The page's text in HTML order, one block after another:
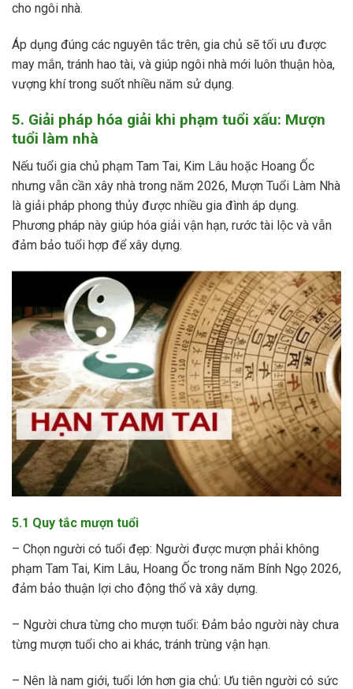
cho ngôi nhà.
Áp dụng đúng các nguyên tắc trên, gia chủ sẽ tối ưu được
may mắn, tránh hao tài, và giúp ngôi nhà mới luôn thuận hòa,
vượng khí trong suốt nhiều năm sử dụng.
5. Giải pháp hóa giải khi phạm tuổi xấu: Mượn
tuổi làm nhà
Nếu tuổi gia chủ phạm Tam Tai, Kim Lâu hoặc Hoang Ốc
nhưng vẫn cần xây nhà trong năm 2026, Mượn Tuổi Làm Nhà
là giải pháp phong thủy được nhiều gia đình áp dụng.
Phương pháp này giúp hóa giải vận hạn, rước tài lộc và vẫn
đảm bảo tuổi hợp để xây dựng.
5.1 Quy tắc mượn tuổi
– Chọn người có tuổi đẹp: Người được mượn phải không
phạm Tam Tai, Kim Lâu, Hoang Ốc trong năm Bính Ngọ 2026,
đảm bảo thuận lợi cho động thổ và xây dựng.
– Người chưa từng cho mượn tuổi: Đảm bảo người này chưa
từng mượn tuổi cho ai khác, tránh trùng vận hạn.
– Nên là nam giới, tuổi lớn hơn gia chủ: Ưu tiên người có sức